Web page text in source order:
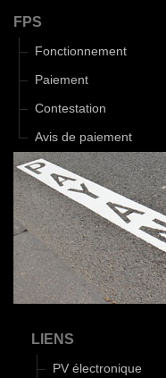
FPS
Fonctionnement
Paiement
Contestation
Avis de paiement
LIENS
PV électronique